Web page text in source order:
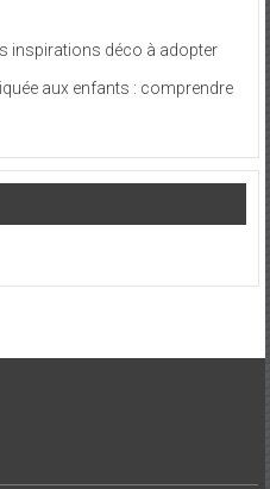
inspirations déco à adopter
aux enfants : comprendre